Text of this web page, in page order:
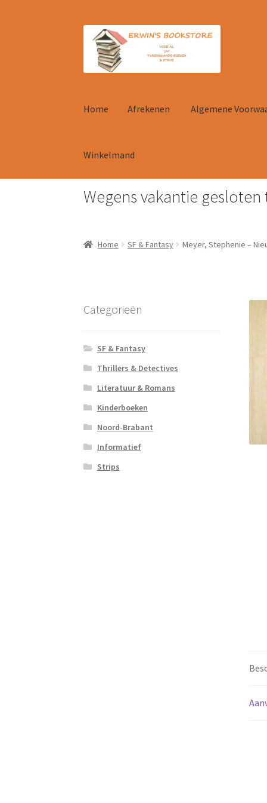
door
naar
navigatie
naar
inhoud
Home Afrekenen Algemene
Winkelmand
HomeAfrekenenAlgemene Voorwaarden
Wegens vakantie
Home SF & Fantasy Meyer, Stephenie –
Categorieën
SF & Fantasy
Thrillers & Detectives
Literatuur & Romans
Kinderboeken
Noord-Brabant
Informatief
Strips